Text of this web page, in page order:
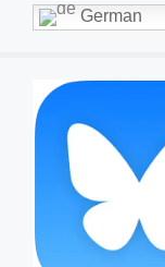
German